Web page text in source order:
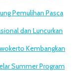
Pemulihan Pasca
dan Luncurkan
Kembangkan
Summer Program